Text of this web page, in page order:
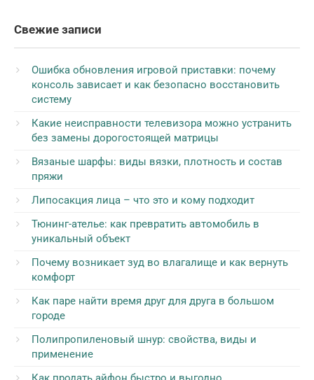
Свежие записи
Ошибка обновления игровой приставки: почему
консоль зависает и как безопасно восстановить
систему
Какие неисправности телевизора можно устранить
без замены дорогостоящей матрицы
Вязаные шарфы: виды вязки, плотность и состав
пряжи
Липосакция лица – что это и кому подходит
Тюнинг-ателье: как превратить автомобиль в
уникальный объект
Почему возникает зуд во влагалище и как вернуть
комфорт
Как паре найти время друг для друга в большом
городе
Полипропиленовый шнур: свойства, виды и
применение